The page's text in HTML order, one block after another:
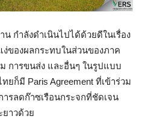
น กำลังดำเนินไปได้ด้วยดีในเรื่อง
ของผลกระทบในส่วนของภาค
การขนส่ง และอื่นๆ ในรูปแบบ
ยก็มี Paris Agreement ที่เข้าร่วม
รลดก๊าซเรือนกระจกที่ชัดเจน
ยาวด้วย